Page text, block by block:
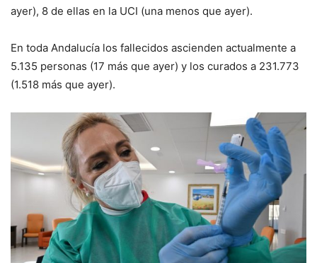
ayer), 8 de ellas en la UCI (una menos que ayer).
En toda Andalucía los fallecidos ascienden actualmente a
5.135 personas (17 más que ayer) y los curados a 231.773
(1.518 más que ayer).